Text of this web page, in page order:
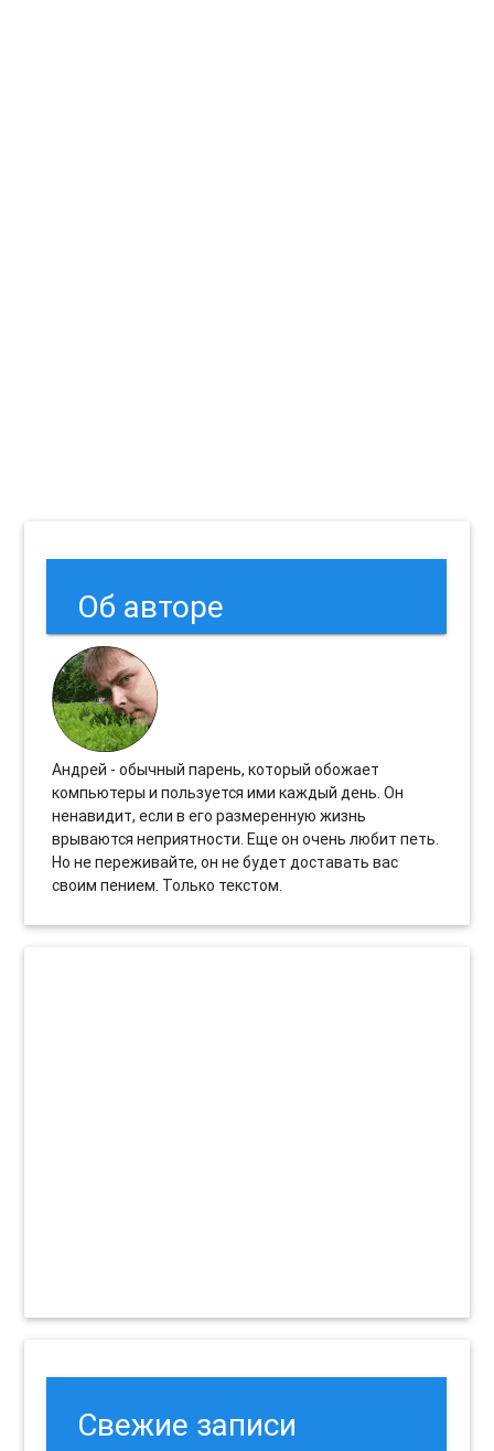
Об авторе
Андрей - обычный парень, который обожает
компьютеры и пользуется ими каждый день. Он
ненавидит, если в его размеренную жизнь
врываются неприятности. Еще он очень любит петь.
Но не переживайте, он не будет доставать вас
своим пением. Только текстом.
Свежие записи